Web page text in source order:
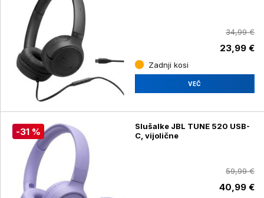
34,99 €
23,99 €
Zadnji kosi
VEČ
-31 %
Slušalke JBL TUNE 520 USB-
C, vijolične
59,99 €
40,99 €